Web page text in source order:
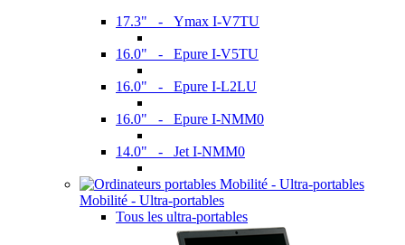
17.3" - Ymax I-V7TU
16.0" - Epure I-V5TU
16.0" - Epure I-L2LU
16.0" - Epure I-NMM0
14.0" - Jet I-NMM0
Mobilité - Ultra-portables
Tous les ultra-portables